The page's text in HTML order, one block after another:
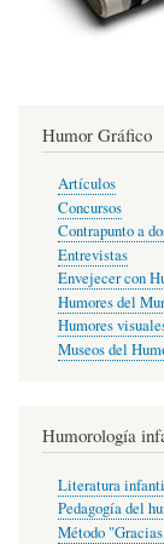
Humor Gráfico
Artículos
Concursos
Contrapunto a
Entrevistas
Envejecer con
Humores del
Humores
Museos del
Humorología
Literatura
Pedagogía del
Método